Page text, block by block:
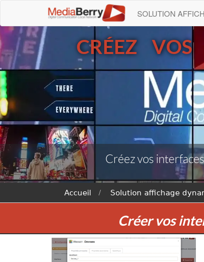
SOLUTION
CRÉEZ VOS
Créez vos
Accueil Solution affichage
Créer vos